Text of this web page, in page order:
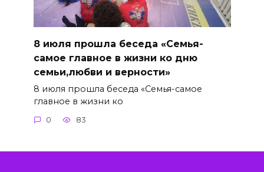
8 июля прошла беседа «Семья-
самое главное в жизни ко дню
семьи,любви и верности»
8 июля прошла беседа «Семья-самое
главное в жизни ко
0 83